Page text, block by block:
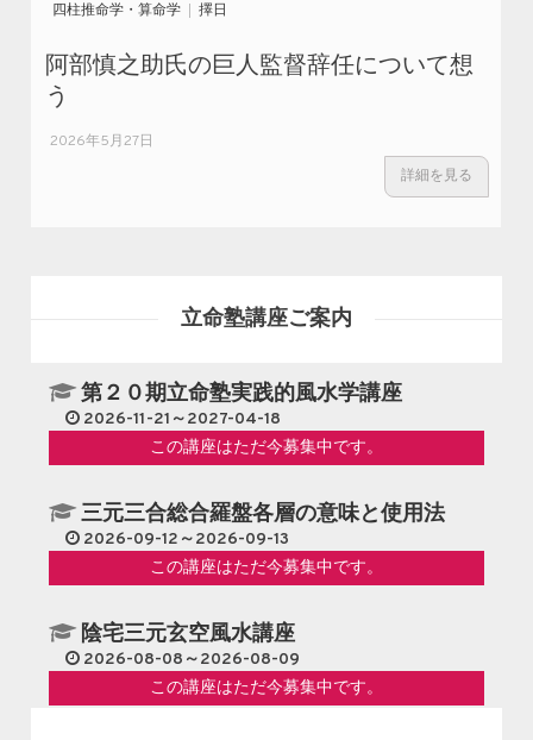
四柱推命学・算命学 擇日
阿部慎之助氏の巨人監督辞任について想
う
2026年5月27日
詳細を見る
立命塾講座ご案内
第２０期立命塾実践的風水学講座
2026-11-21～2027-04-18
この講座はただ今募集中です。
三元三合総合羅盤各層の意味と使用法
2026-09-12～2026-09-13
この講座はただ今募集中です。
陰宅三元玄空風水講座
2026-08-08～2026-08-09
この講座はただ今募集中です。